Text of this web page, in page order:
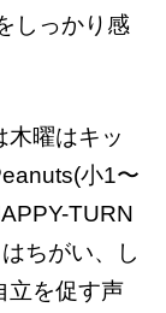
しっかり感
木曜はキッ
小1〜
TURN
ちがい、し
立を促す声